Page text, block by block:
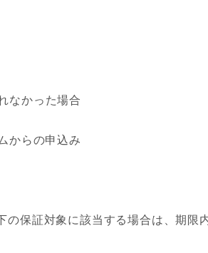
なかった場合
からの申込み
の保証対象に該当する場合は、期限